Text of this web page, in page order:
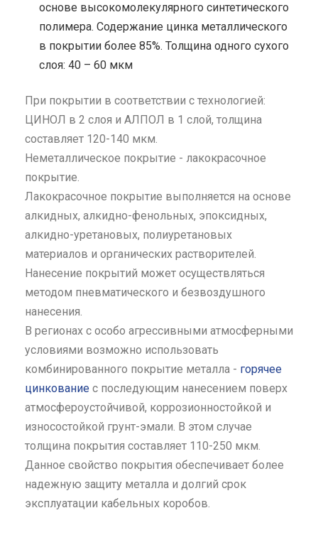
основе высокомолекулярного синтетического
полимера. Содержание цинка металлического
в покрытии более 85%. Толщина одного сухого
слоя: 40 – 60 мкм
При покрытии в соответствии с технологией:
ЦИНОЛ в 2 слоя и АЛПОЛ в 1 слой, толщина
составляет 120-140 мкм.
Неметаллическое покрытие - лакокрасочное
покрытие.
Лакокрасочное покрытие выполняется на основе
алкидных, алкидно-фенольных, эпоксидных,
алкидно-уретановых, полиуретановых
материалов и органических растворителей.
Нанесение покрытий может осуществляться
методом пневматического и безвоздушного
нанесения.
В регионах с особо агрессивными атмосферными
условиями возможно использовать
комбинированного покрытие металла - горячее
цинкование с последующим нанесением поверх
атмосфероустойчивой, коррозионностойкой и
износостойкой грунт-эмали. В этом случае
толщина покрытия составляет 110-250 мкм.
Данное свойство покрытия обеспечивает более
надежную защиту металла и долгий срок
эксплуатации кабельных коробов.